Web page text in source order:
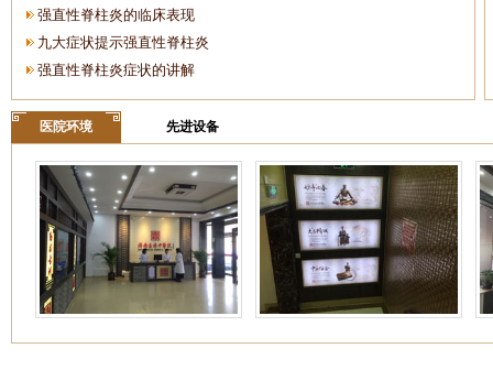
强直性脊柱炎的临床表现
九大症状提示强直性脊柱炎
强直性脊柱炎症状的讲解
医院环境 先进设备